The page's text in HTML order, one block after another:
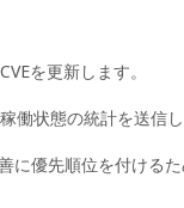
を更新します。
状態の統計を送信し
に優先順位を付ける